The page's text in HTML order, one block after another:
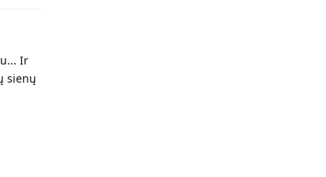
Ir
sienų